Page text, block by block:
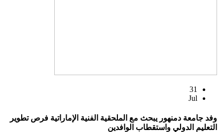
31
Jul
وفد جامعة دمنهور يبحث مع الملحقية الفنية الإماراتية فرص تطوير
التعليم الدولي واستقطاب الوافدين